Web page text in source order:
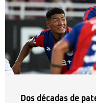
Dos décadas de